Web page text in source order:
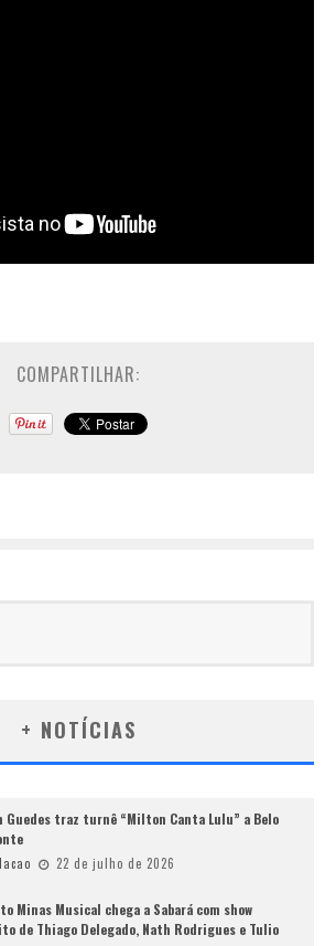
COMPARTILHAR:
+ NOTÍCIAS
Guedes traz turnê “Milton Canta Lulu” a Belo
22 de julho de 2026
Minas Musical chega a Sabará com show
de Thiago Delegado, Nath Rodrigues e Tulio